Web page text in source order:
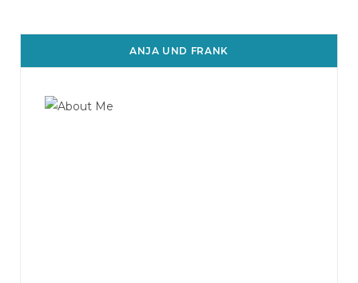
ANJA UND FRANK